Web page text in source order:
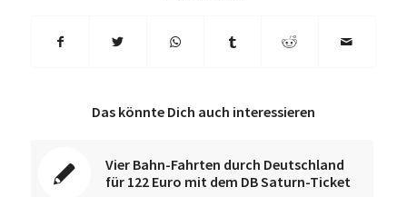
Das könnte Dich auch interessieren
Vier Bahn-Fahrten durch Deutschland
für 122 Euro mit dem DB Saturn-Ticket